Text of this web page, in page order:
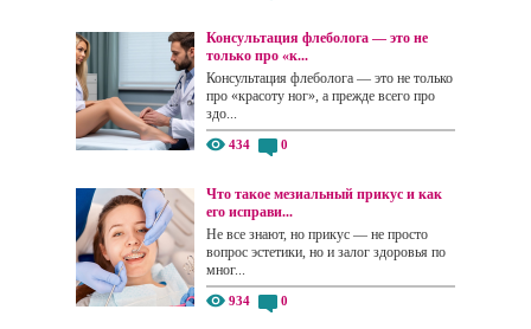
Консультация флеболога — это не
только про «к...
Консультация флеболога — это не только
про «красоту ног», а прежде всего про
здо...
434 0
Что такое мезиальный прикус и как
его исправи...
Не все знают, но прикус — не просто
вопрос эстетики, но и залог здоровья по
мног...
934 0